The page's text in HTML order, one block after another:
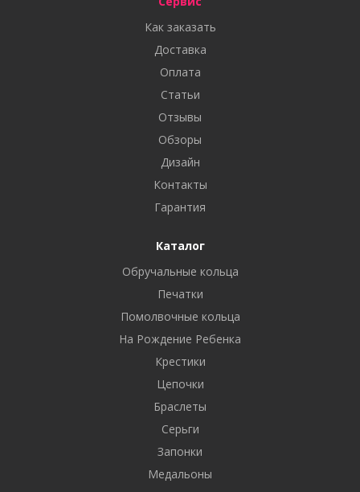
Как заказать
Доставка
Оплата
Статьи
Отзывы
Обзоры
Дизайн
Контакты
Гарантия
Каталог
Обручальные кольца
Печатки
Помолвочные кольца
На Рождение Ребенка
Крестики
Цепочки
Браслеты
Серьги
Запонки
Медальоны